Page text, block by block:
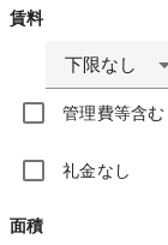
賃料
下限なし
管理費等含む
礼金なし
面積